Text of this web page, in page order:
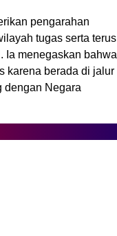
pengarahan
tugas serta terus
Ia menegaskan bahwa
karena berada di jalur
dengan Negara